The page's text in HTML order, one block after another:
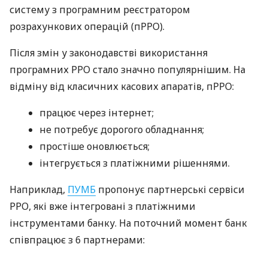
систему з програмним реєстратором
розрахункових операцій (пРРО).
Після змін у законодавстві використання
програмних РРО стало значно популярнішим. На
відміну від класичних касових апаратів, пРРО:
працює через інтернет;
не потребує дорогого обладнання;
простіше оновлюється;
інтегрується з платіжними рішеннями.
Наприклад, ПУМБ пропонує партнерські сервіси
РРО, які вже інтегровані з платіжними
інструментами банку. На поточний момент банк
співпрацює з 6 партнерами: